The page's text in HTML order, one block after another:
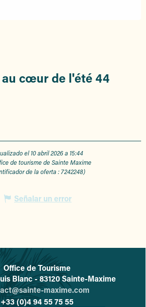
cœur de l'été 44
el 10 abril 2026 a 15:44
de tourisme de Sainte Maxime
de la oferta : 7242248)
Señalar un error
L'office de tourisme de Sainte-
Office de Tourisme
Blanc - 83120 Sainte-Maxime
maxime.com
+33 (0)4 94 55 75 55